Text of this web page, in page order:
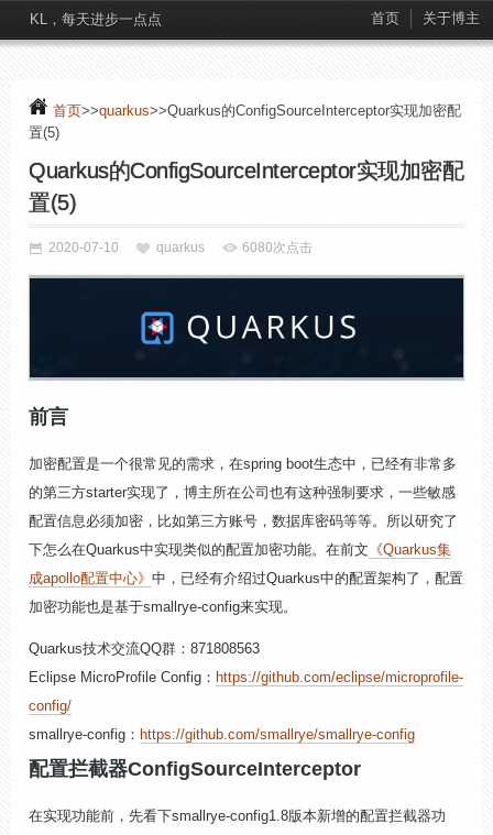
KL，每天进步一点点 首页 关于博主
首页>>quarkus>>Quarkus的ConfigSourceInterceptor实现加密配
置(5)
Quarkus的ConfigSourceInterceptor实现加密配
置(5)
2020-07-10 quarkus 6080次点击
前言
加密配置是一个很常见的需求，在spring boot生态中，已经有非常多
的第三方starter实现了，博主所在公司也有这种强制要求，一些敏感
配置信息必须加密，比如第三方账号，数据库密码等等。所以研究了
下怎么在Quarkus中实现类似的配置加密功能。在前文 《Quarkus集
成apollo配置中心》 中，已经有介绍过Quarkus中的配置架构了，配置
加密功能也是基于smallrye-config来实现。
Quarkus技术交流QQ群：871808563
Eclipse MicroProfile Config： https://github.com/eclipse/microprofile-
config/
smallrye-config： https://github.com/smallrye/smallrye-config
配置拦截器ConfigSourceInterceptor
在实现功能前，先看下smallrye-config1.8版本新增的配置拦截器功